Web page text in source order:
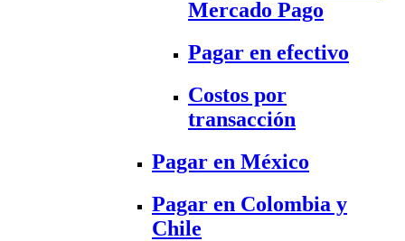
Mercado Pago
Pagar en efectivo
Costos por
transacción
Pagar en México
Pagar en Colombia y
Chile